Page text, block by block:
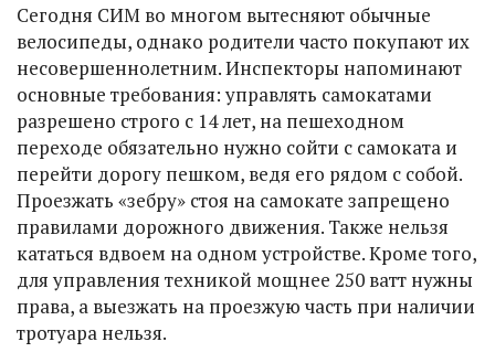
Сегодня СИМ во многом вытесняют обычные
велосипеды, однако родители часто покупают их
несовершеннолетним. Инспекторы напоминают
основные требования: управлять самокатами
разрешено строго с 14 лет, на пешеходном
переходе обязательно нужно сойти с самоката и
перейти дорогу пешком, ведя его рядом с собой.
Проезжать «зебру» стоя на самокате запрещено
правилами дорожного движения. Также нельзя
кататься вдвоем на одном устройстве. Кроме того,
для управления техникой мощнее 250 ватт нужны
права, а выезжать на проезжую часть при наличии
тротуара нельзя.